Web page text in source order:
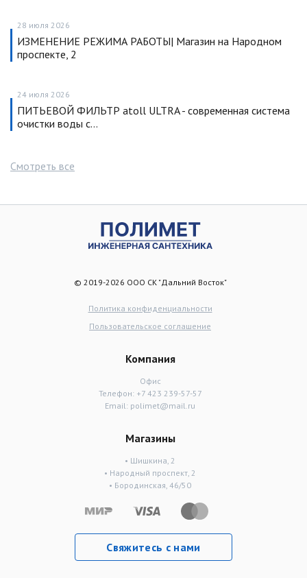
28 июля 2026
ИЗМЕНЕНИЕ РЕЖИМА РАБОТЫ| Магазин на Народном
проспекте, 2
24 июля 2026
ПИТЬЕВОЙ ФИЛЬТР atoll ULTRA - современная система
очистки воды с…
Смотреть все
© 2019-2026 ООО СК "Дальний Восток"
Политика конфиденциальности
Пользовательское соглашение
Компания
Офис
Телефон: +7 423 239-57-57
Email: polimet@mail.ru
Магазины
• Шишкина, 2
• Народный проспект, 2
• Бородинская, 46/50
Свяжитесь с нами